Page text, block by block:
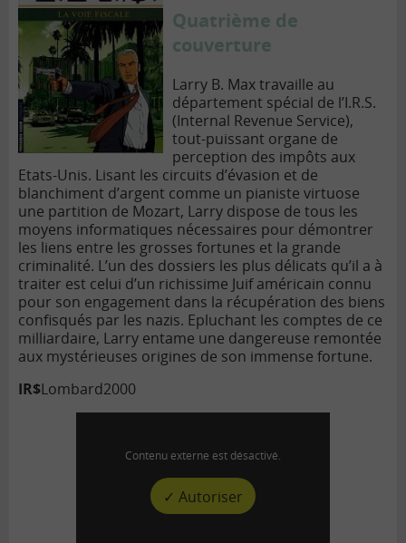
Quatrième de
couverture
Larry B. Max travaille au
département spécial de l’I.R.S.
(Internal Revenue Service),
tout-puissant organe de
perception des impôts aux
Etats-Unis. Lisant les circuits d’évasion et de
blanchiment d’argent comme un pianiste virtuose
une partition de Mozart, Larry dispose de tous les
moyens informatiques nécessaires pour démontrer
les liens entre les grosses fortunes et la grande
criminalité. L’un des dossiers les plus délicats qu’il a à
traiter est celui d’un richissime Juif américain connu
pour son engagement dans la récupération des biens
confisqués par les nazis. Epluchant les comptes de ce
milliardaire, Larry entame une dangereuse remontée
aux mystérieuses origines de son immense fortune.
IR$Lombard2000
Contenu externe est désactivé.
✓ Autoriser